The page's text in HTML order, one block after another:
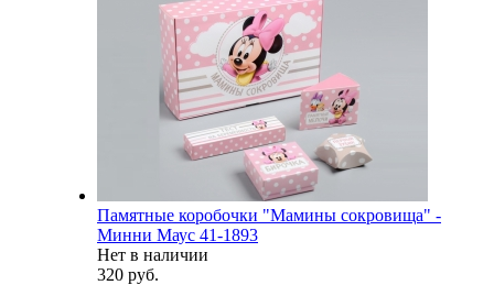
Памятные коробочки "Мамины сокровища" -
Минни Маус 41-1893
Нет в наличии
320 руб.